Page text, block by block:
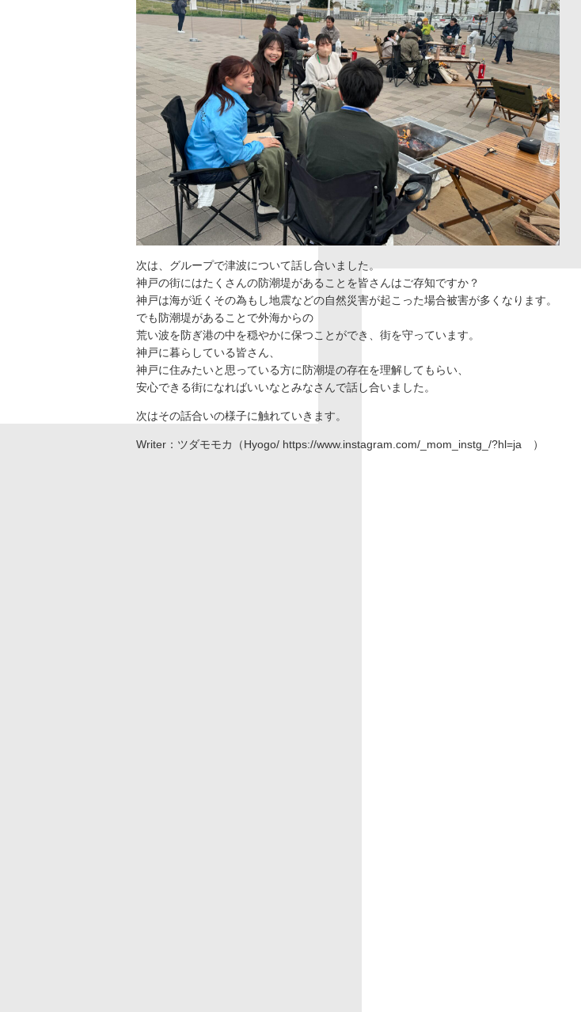
次は、グループで津波について話し合いました。
神戸の街にはたくさんの防潮堤があることを皆さんはご存知ですか？
神戸は海が近くその為もし地震などの自然災害が起こった場合被害が多くなります。
でも防潮堤があることで外海からの
荒い波を防ぎ港の中を穏やかに保つことができ、街を守っています。
神戸に暮らしている皆さん、
神戸に住みたいと思っている方に防潮堤の存在を理解してもらい、
安心できる街になればいいなとみなさんで話し合いました。
次はその話合いの様子に触れていきます。
Writer：ツダモモカ（Hyogo/ https://www.instagram.com/_mom_instg_/?hl=ja ）